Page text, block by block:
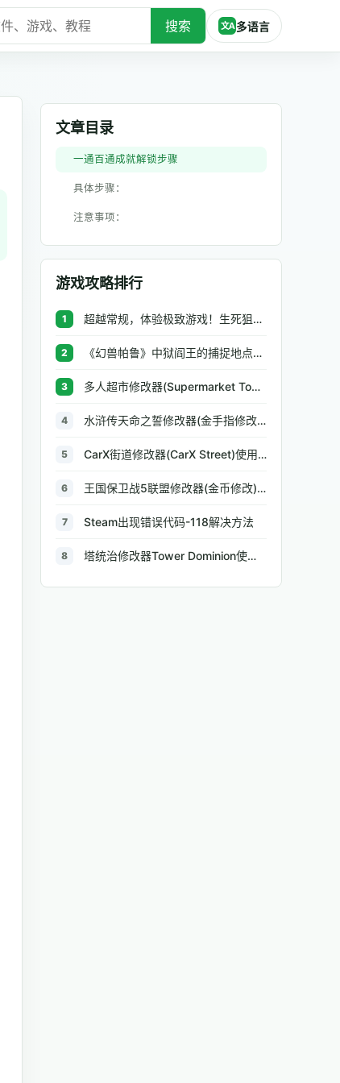
搜索 文A 多语言
文章目录
一通百通成就解锁步骤
具体步骤：
注意事项：
游戏攻略排行
1 超越常规，体验极致游戏！生死狙击极品辅助工具助你无往不利
2 《幻兽帕鲁》中狱阎王的捕捉地点与策略全解析
3 多人超市修改器(Supermarket Together)使用方法
4 水浒传天命之誓修改器(金手指修改)使用方法说明
5 CarX街道修改器(CarX Street)使用方法说明
6 王国保卫战5联盟修改器(金币修改)使用方法说明
7 Steam出现错误代码-118解决方法
8 塔统治修改器Tower Dominion使用方法